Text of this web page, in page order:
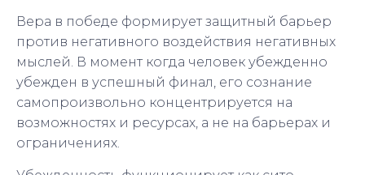
Вера в победе формирует защитный барьер
против негативного воздействия негативных
мыслей. В момент когда человек убежденно
убежден в успешный финал, его сознание
самопроизвольно концентрируется на
возможностях и ресурсах, а не на барьерах и
ограничениях.